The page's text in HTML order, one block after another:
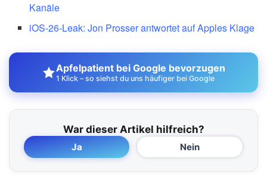
Kanäle
iOS-26-Leak: Jon Prosser antwortet auf Apples Klage
Apfelpatient bei Google bevorzugen
1 Klick – so siehst du uns häufiger bei Google
War dieser Artikel hilfreich?
Ja Nein